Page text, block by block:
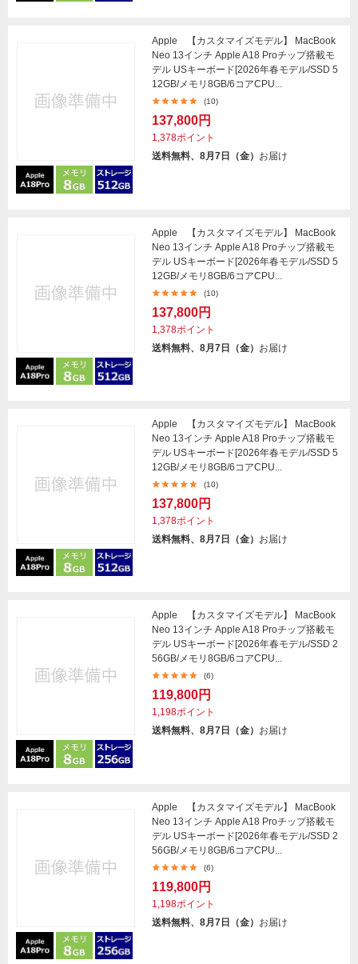
Apple 【カスタマイズモデル】 MacBook
Neo 13インチ Apple A18 Proチップ搭載モ
デル USキーボード[2026年春モデル/SSD 5
12GB/メモリ8GB/6コアCPU...
(10)
137,800円
1,378ポイント
送料無料、8月7日（金） お届け
Apple 【カスタマイズモデル】 MacBook
Neo 13インチ Apple A18 Proチップ搭載モ
デル USキーボード[2026年春モデル/SSD 5
12GB/メモリ8GB/6コアCPU...
(10)
137,800円
1,378ポイント
送料無料、8月7日（金） お届け
Apple 【カスタマイズモデル】 MacBook
Neo 13インチ Apple A18 Proチップ搭載モ
デル USキーボード[2026年春モデル/SSD 5
12GB/メモリ8GB/6コアCPU...
(10)
137,800円
1,378ポイント
送料無料、8月7日（金） お届け
Apple 【カスタマイズモデル】 MacBook
Neo 13インチ Apple A18 Proチップ搭載モ
デル USキーボード[2026年春モデル/SSD 2
56GB/メモリ8GB/6コアCPU...
(6)
119,800円
1,198ポイント
送料無料、8月7日（金） お届け
Apple 【カスタマイズモデル】 MacBook
Neo 13インチ Apple A18 Proチップ搭載モ
デル USキーボード[2026年春モデル/SSD 2
56GB/メモリ8GB/6コアCPU...
(6)
119,800円
1,198ポイント
送料無料、8月7日（金） お届け